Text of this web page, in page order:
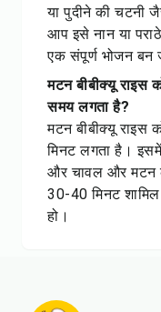
या पुदीने की चटनी
आप इसे नान या
एक संपूर्ण भोजन बन
मटन बीबीक्यू
समय लगता है?
मटन बीबीक्यू
मिनट लगता है।
और चावल और मटन
30-40 मिनट
हो।